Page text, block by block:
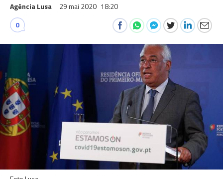
Agência Lusa 29 mai 2020 18:20
0